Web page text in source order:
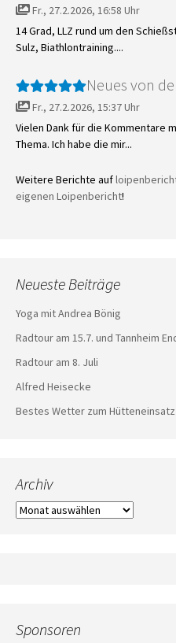
Fr., 27.2.2026, 16:58 Uhr
14 Grad, LLZ rund um den
Sulz, Biathlontraining....
Neues von
Fr., 27.2.2026, 15:37 Uhr
Vielen Dank für die Kommentare
Thema. Ich habe die mir...
Weitere Berichte auf
eigenen Loipenbericht!
Neueste Beiträge
Yoga mit Andrea Bönig
Radtour am 15.7. und Tannheim
Radtour am 8. Juli
Alfred Heisecke
Bestes Wetter zum Hütteneinsatz
Archiv
Archiv
Sponsoren